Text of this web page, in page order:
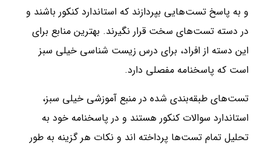
و به پاسخ تست‌هایی بپردازند که استاندارد کنکور باشند و
در دسته تست‌های سخت قرار نگیرند. بهترین منابع برای
این دسته از افراد، برای درس زیست شناسی خیلی سبز
است که پاسخنامه مفصلی دارد.
تست‌های طبقه‌بندی شده در منبع آموزشی خیلی سبز،
استاندارد سوالات کنکور هستند و در پاسخنامه خود به
تحلیل تمام تست‌ها پرداخته اند و نکات هر گزینه به طور